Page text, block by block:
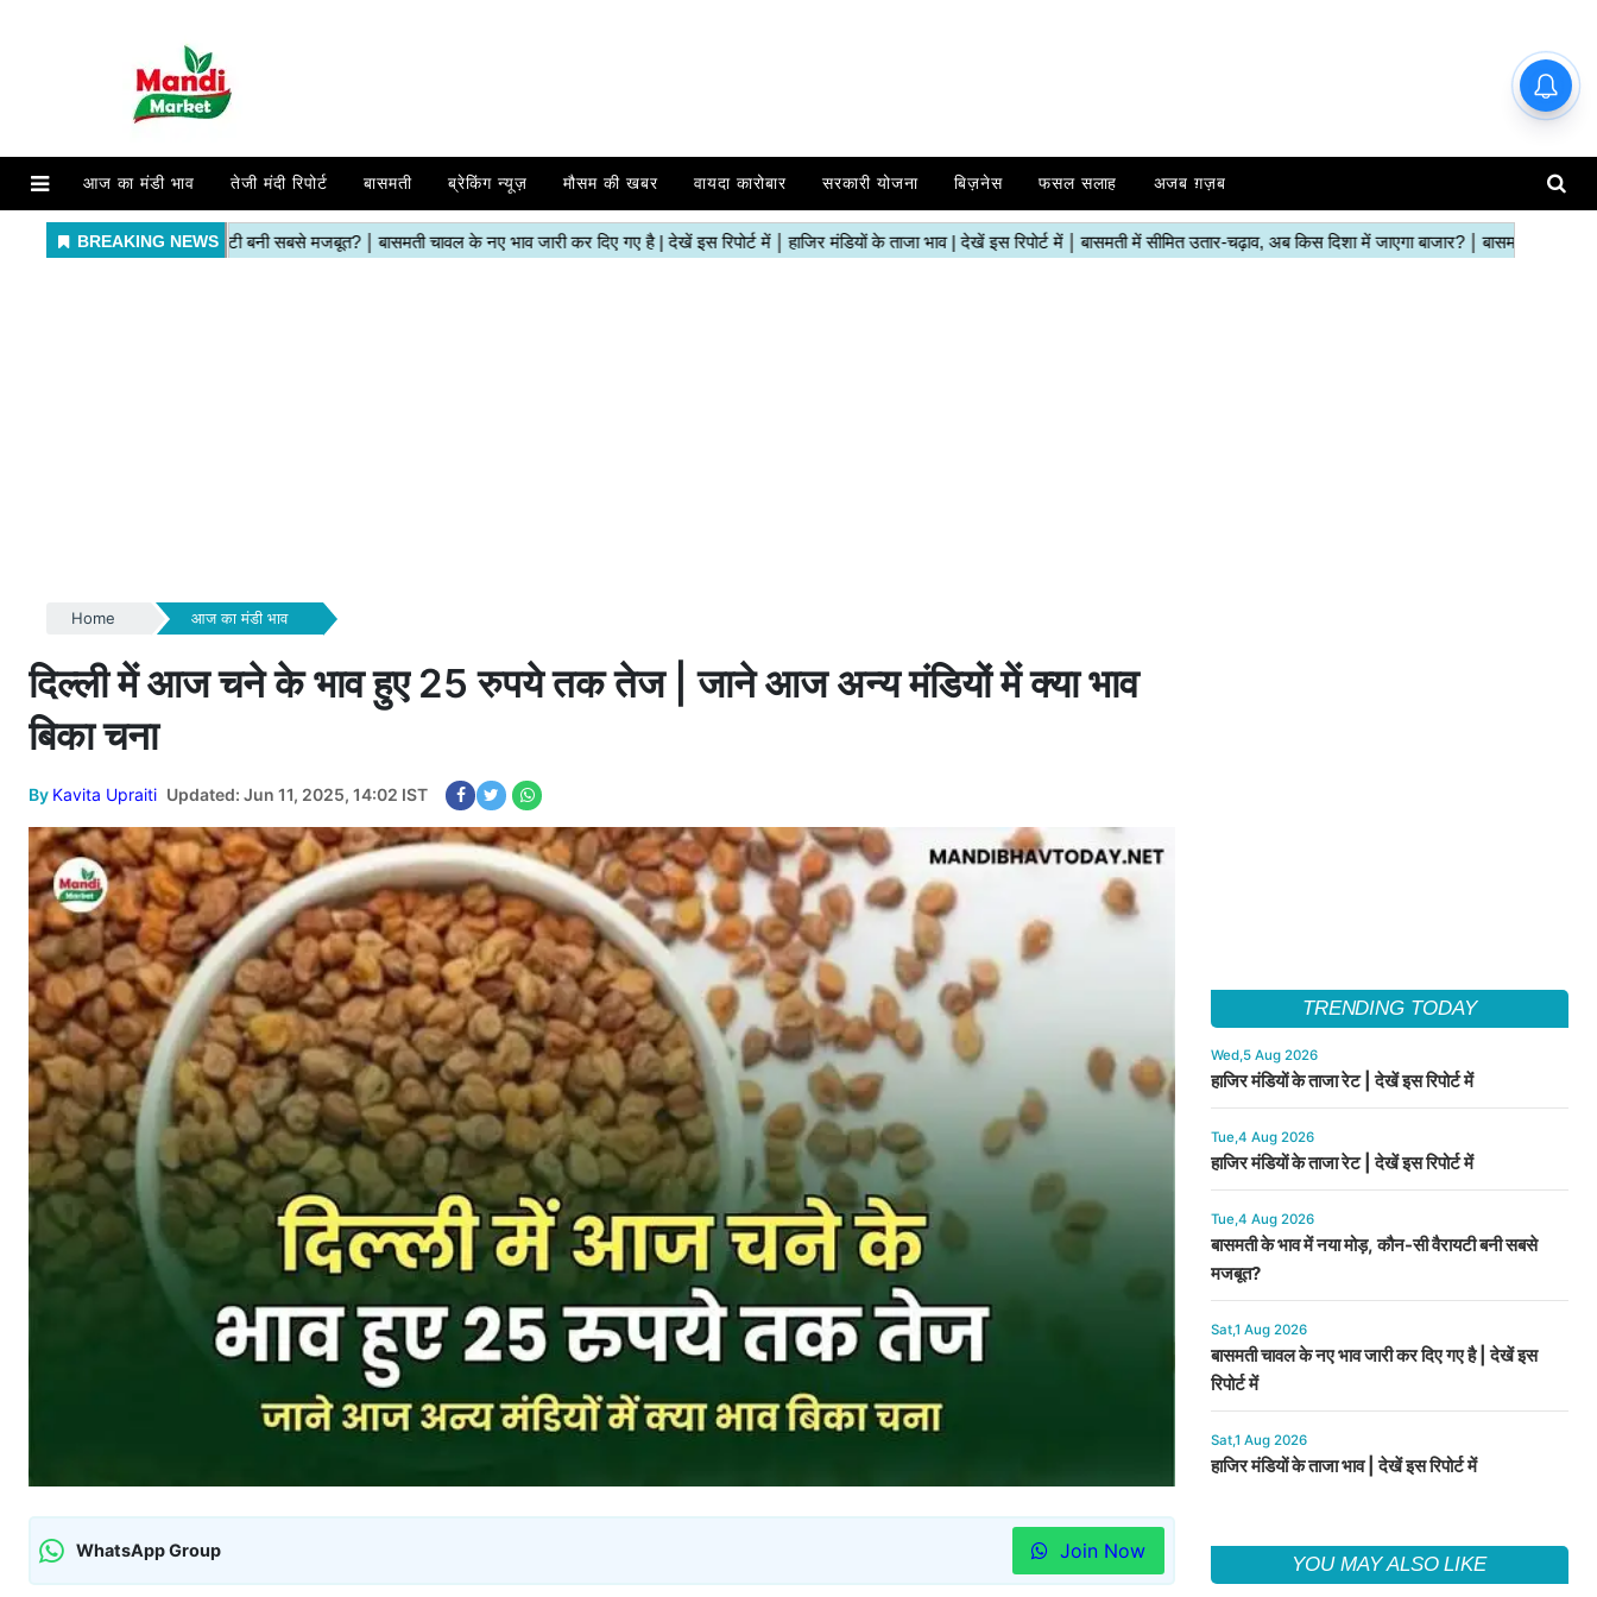
आज का मंडी भाव तेजी मंदी रिपोर्ट बासमती ब्रेकिंग न्यूज़ मौसम की खबर वायदा कारोबार सरकारी योजना बिज़नेस फसल सलाह अजब ग़ज़ब
Home आज का मंडी भाव
दिल्ली में आज चने के भाव हुए 25 रुपये तक तेज | जाने आज अन्य मंडियों में क्या भाव
बिका चना
By Kavita Upraiti Updated: Jun 11, 2025, 14:02 IST
WhatsApp Group Join Now
TRENDING TODAY
Wed,5 Aug 2026
हाजिर मंडियों के ताजा रेट | देखें इस रिपोर्ट में
Tue,4 Aug 2026
हाजिर मंडियों के ताजा रेट | देखें इस रिपोर्ट में
Tue,4 Aug 2026
बासमती के भाव में नया मोड़, कौन-सी वैरायटी बनी सबसे
मजबूत?
Sat,1 Aug 2026
बासमती चावल के नए भाव जारी कर दिए गए है | देखें इस
रिपोर्ट में
Sat,1 Aug 2026
हाजिर मंडियों के ताजा भाव | देखें इस रिपोर्ट में
YOU MAY ALSO LIKE